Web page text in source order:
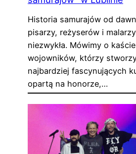
Historia samurajów od
pisarzy, reżyserów i
niezwykła. Mówimy o
wojowników, którzy
najbardziej fascynujących
opartą na honorze,…